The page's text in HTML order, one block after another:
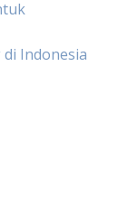
Indonesia